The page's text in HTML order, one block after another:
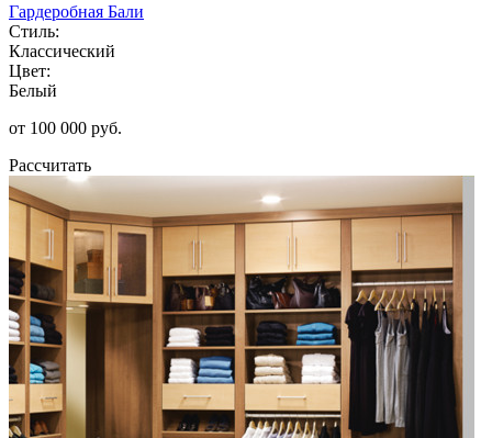
Гардеробная Бали
Стиль:
Классический
Цвет:
Белый
от 100 000 руб.
Рассчитать